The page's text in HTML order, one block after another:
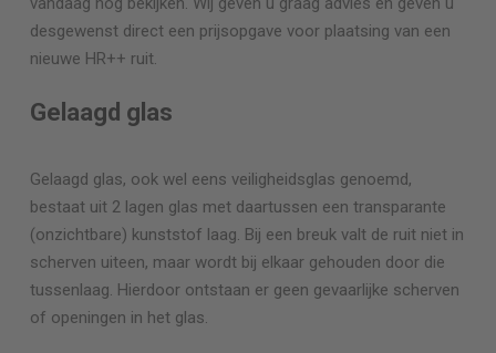
desgewenst direct een prijsopgave voor plaatsing van een
nieuwe HR++ ruit.
Gelaagd glas
Gelaagd glas, ook wel eens veiligheidsglas genoemd,
bestaat uit 2 lagen glas met daartussen een transparante
(onzichtbare) kunststof laag. Bij een breuk valt de ruit niet in
scherven uiteen, maar wordt bij elkaar gehouden door die
tussenlaag. Hierdoor ontstaan er geen gevaarlijke scherven
of openingen in het glas.